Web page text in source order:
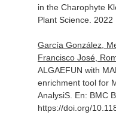
in the Charophyte
Plant Science. 2022
García González,
Francisco José,
ALGAEFUN with
enrichment tool for
AnalysiS. En: BMC
https://doi.org/